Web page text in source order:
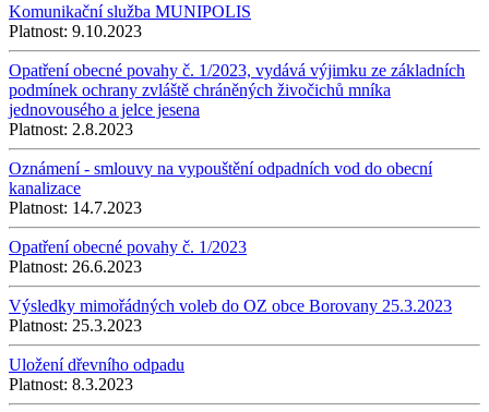
Komunikační služba MUNIPOLIS
Platnost: 9.10.2023
Opatření obecné povahy č. 1/2023, vydává výjimku ze základních
podmínek ochrany zvláště chráněných živočichů mníka
jednovousého a jelce jesena
Platnost: 2.8.2023
Oznámení - smlouvy na vypouštění odpadních vod do obecní
kanalizace
Platnost: 14.7.2023
Opatření obecné povahy č. 1/2023
Platnost: 26.6.2023
Výsledky mimořádných voleb do OZ obce Borovany 25.3.2023
Platnost: 25.3.2023
Uložení dřevního odpadu
Platnost: 8.3.2023